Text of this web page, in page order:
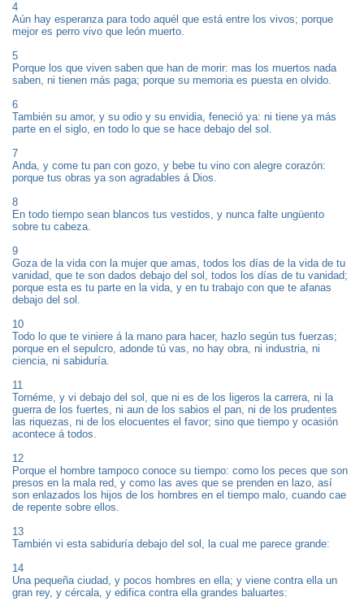
4
Aún hay esperanza para todo aquél que está entre los vivos; porque
mejor es perro vivo que león muerto.
5
Porque los que viven saben que han de morir: mas los muertos nada
saben, ni tienen más paga; porque su memoria es puesta en olvido.
6
También su amor, y su odio y su envidia, feneció ya: ni tiene ya más
parte en el siglo, en todo lo que se hace debajo del sol.
7
Anda, y come tu pan con gozo, y bebe tu vino con alegre corazón:
porque tus obras ya son agradables á Dios.
8
En todo tiempo sean blancos tus vestidos, y nunca falte ungüento
sobre tu cabeza.
9
Goza de la vida con la mujer que amas, todos los días de la vida de tu
vanidad, que te son dados debajo del sol, todos los días de tu vanidad;
porque esta es tu parte en la vida, y en tu trabajo con que te afanas
debajo del sol.
10
Todo lo que te viniere á la mano para hacer, hazlo según tus fuerzas;
porque en el sepulcro, adonde tú vas, no hay obra, ni industria, ni
ciencia, ni sabiduría.
11
Tornéme, y vi debajo del sol, que ni es de los ligeros la carrera, ni la
guerra de los fuertes, ni aun de los sabios el pan, ni de los prudentes
las riquezas, ni de los elocuentes el favor; sino que tiempo y ocasión
acontece á todos.
12
Porque el hombre tampoco conoce su tiempo: como los peces que son
presos en la mala red, y como las aves que se prenden en lazo, así
son enlazados los hijos de los hombres en el tiempo malo, cuando cae
de repente sobre ellos.
13
También vi esta sabiduría debajo del sol, la cual me parece grande:
14
Una pequeña ciudad, y pocos hombres en ella; y viene contra ella un
gran rey, y cércala, y edifica contra ella grandes baluartes: